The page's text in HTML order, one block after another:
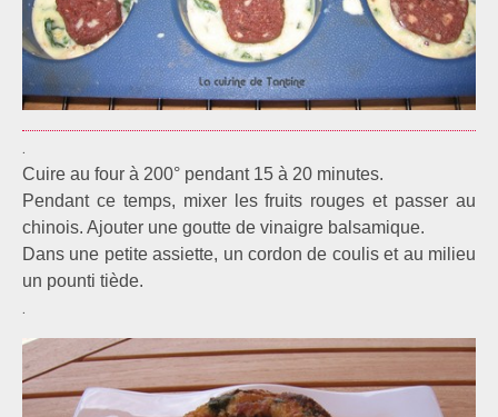
.
Cuire au four à 200° pendant 15 à 20 minutes.
Pendant ce temps, mixer les fruits rouges et passer au
chinois. Ajouter une goutte de vinaigre balsamique.
Dans une petite assiette, un cordon de coulis et au milieu
un pounti tiède.
.